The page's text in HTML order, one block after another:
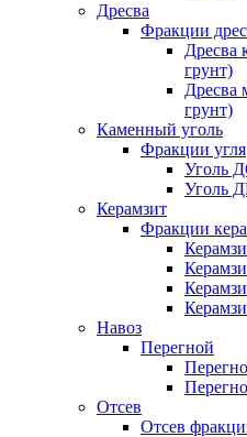
Дресва
Фракции
Дресва
грунт)
Дресва
грунт)
Каменный уголь
Фракции угля
Уголь
Уголь
Керамзит
Фракции
Навоз
Перегной
Отсев
Отсев